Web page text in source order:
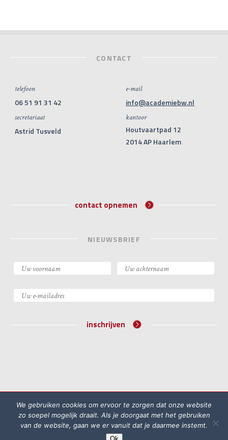
CONTACT
telefoon
06 51 91 31 42
secretariaat
Astrid Tusveld
e-mail
info@academiebw.nl
kantoor
Houtvaartpad 12
2014 AP Haarlem
contact opnemen
NIEUWSBRIEF
inschrijven
Algemene voorwaarden
Klachtenprocedure
Privacyreglement
We gebruiken cookies om ervoor te zorgen dat onze website
zo soepel mogelijk draait. Als je doorgaat met het gebruiken
van de website, gaan we er vanuit dat je daarmee instemt.